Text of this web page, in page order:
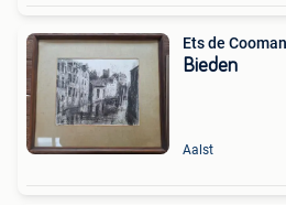
Ets de Cooman
Bieden
Aalst